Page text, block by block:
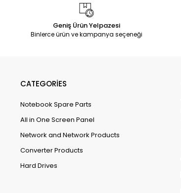
Geniş Ürün Yelpazesi
Binlerce ürün ve kampanya seçeneği
CATEGORİES
Notebook Spare Parts
All in One Screen Panel
Network and Network Products
Converter Products
Hard Drives